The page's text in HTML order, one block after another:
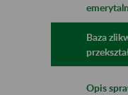
Baza
Opis